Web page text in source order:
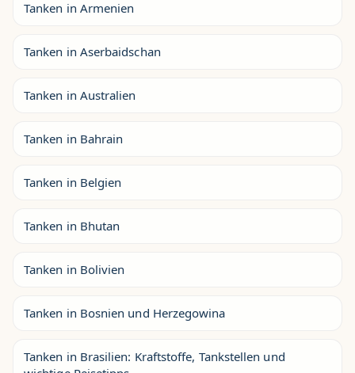
Tanken in Armenien
Tanken in Aserbaidschan
Tanken in Australien
Tanken in Bahrain
Tanken in Belgien
Tanken in Bhutan
Tanken in Bolivien
Tanken in Bosnien und Herzegowina
Tanken in Brasilien: Kraftstoffe, Tankstellen und